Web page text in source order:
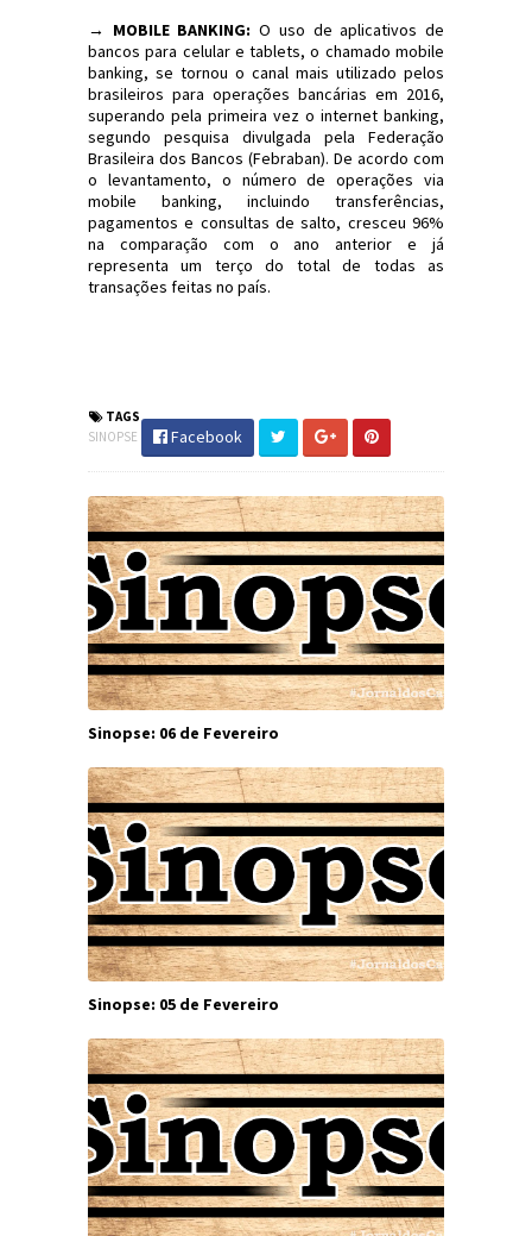
→ MOBILE BANKING: O uso de aplicativos de
bancos para celular e tablets, o chamado mobile
banking, se tornou o canal mais utilizado pelos
brasileiros para operações bancárias em 2016,
superando pela primeira vez o internet banking,
segundo pesquisa divulgada pela Federação
Brasileira dos Bancos (Febraban). De acordo com
o levantamento, o número de operações via
mobile banking, incluindo transferências,
pagamentos e consultas de salto, cresceu 96%
na comparação com o ano anterior e já
representa um terço do total de todas as
transações feitas no país.
TAGS
SINOPSE
Facebook
Sinopse: 06 de Fevereiro
Sinopse: 05 de Fevereiro